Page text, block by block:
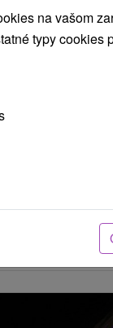
na Roháč zo
Žilinský kraj -
na vašom
typy cookies